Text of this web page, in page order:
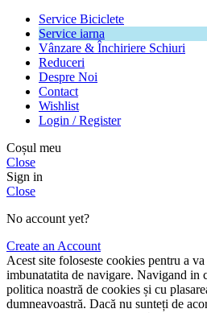
Service Biciclete
Service iarna
Vânzare & Închiriere Schiuri
Reduceri
Despre Noi
Contact
Wishlist
Login / Register
Coșul meu
Close
Sign in
Close
No account yet?
Create an Account
Acest site foloseste cookies pentru a
imbunatatita de navigare. Navigand in
politica noastră de cookies și cu
dumneavoastră. Dacă nu sunteți de